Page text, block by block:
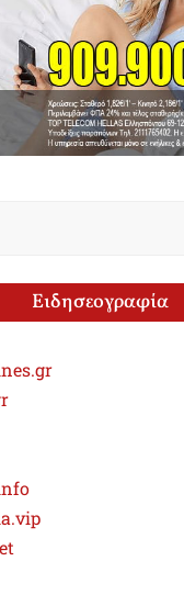
Ειδησεογραφία